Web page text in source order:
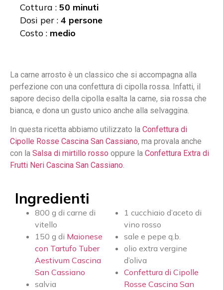
Cottura : 50 minuti
Dosi per : 4 persone
Costo : medio
La carne arrosto è un classico che si accompagna alla
perfezione con una confettura di cipolla rossa. Infatti, il
sapore deciso della cipolla esalta la carne, sia rossa che
bianca, e dona un gusto unico anche alla selvaggina.
In questa ricetta abbiamo utilizzato la Confettura di
Cipolle Rosse Cascina San Cassiano, ma provala anche
con la Salsa di mirtillo rosso oppure la Confettura Extra di
Frutti Neri Cascina San Cassiano.
Ingredienti
800 g di carne di
vitello
150 g di Maionese
con Tartufo Tuber
Aestivum Cascina
San Cassiano
salvia
1 cucchiaio d’aceto di
vino rosso
sale e pepe q.b.
olio extra vergine
d’oliva
Confettura di Cipolle
Rosse Cascina San